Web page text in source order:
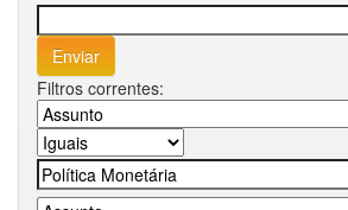
Filtros correntes: